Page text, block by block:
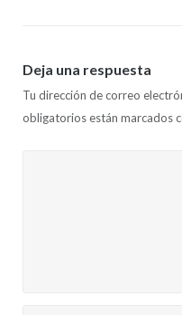
Deja una respuesta
Tu dirección de correo
obligatorios están marcados